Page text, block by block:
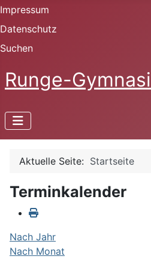
Impressum
Datenschutz
Suchen
Runge-
Aktuelle Seite: Startseite
Terminkalender
Nach Jahr
Nach Monat